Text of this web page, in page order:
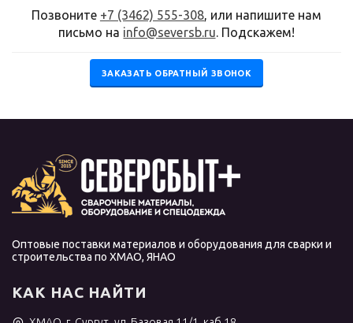
Позвоните +7 (3462) 555-308, или напишите нам
письмо на info@seversb.ru. Подскажем!
ЗАКАЗАТЬ ОБРАТНЫЙ ЗВОНОК
Оптовые поставки материалов и оборудования для сварки и
строительства по ХМАО, ЯНАО
КАК НАС НАЙТИ